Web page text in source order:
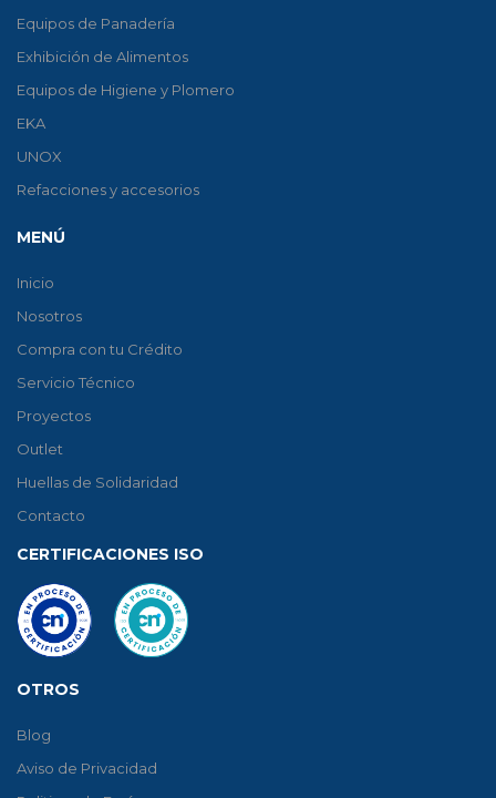
Equipos de Panadería
Exhibición de Alimentos
Equipos de Higiene y Plomero
EKA
UNOX
Refacciones y accesorios
MENÚ
Inicio
Nosotros
Compra con tu Crédito
Servicio Técnico
Proyectos
Outlet
Huellas de Solidaridad
Contacto
CERTIFICACIONES ISO
OTROS
Blog
Aviso de Privacidad